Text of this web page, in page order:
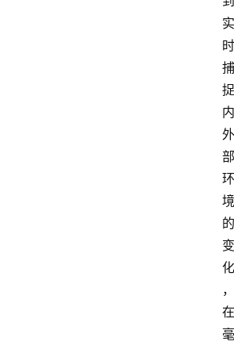
实
时
捕
捉
内
外
部
环
境
的
变
化
，
在
毫